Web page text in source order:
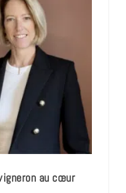
au cœur